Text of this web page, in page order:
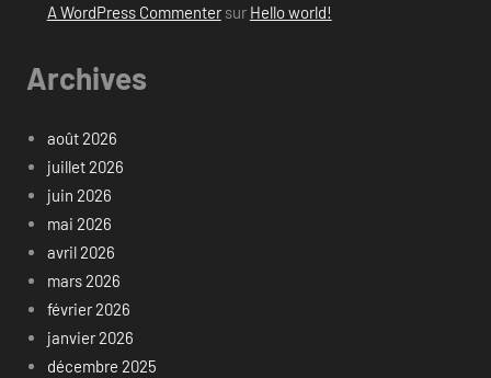
A WordPress Commentersur Hello world!
Archives
août 2026
juillet 2026
juin 2026
mai 2026
avril 2026
mars 2026
février 2026
janvier 2026
décembre 2025